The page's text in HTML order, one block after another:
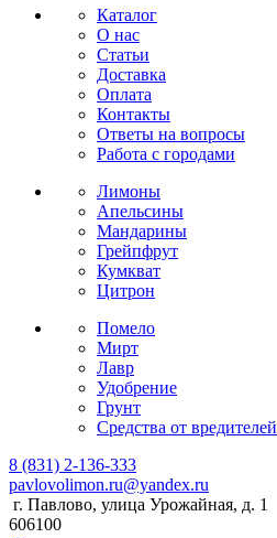
6,400₽.Каталог
О нас
Статьи
Доставка
Оплата
Контакты
Ответы на вопросы
Работа с городами
Лимоны
Апельсины
Мандарины
Грейпфрут
Кумкват
Цитрон
Помело
Мирт
Лавр
Удобрение
Грунт
Средства от вредителей
8 (831) 2-136-333
pavlovolimon.ru@yandex.ru
г. Павлово, улица Урожайная, д. 1
606100